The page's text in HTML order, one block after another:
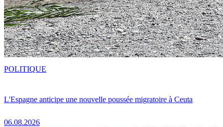
L'Espagne anticipe une nouvelle poussée migratoire à Ceuta
06.08.2026
POLITIQUE